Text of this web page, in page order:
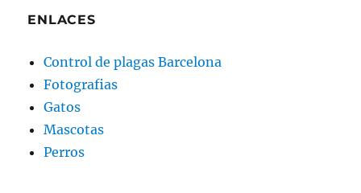
ENLACES
Control de plagas Barcelona
Fotografias
Gatos
Mascotas
Perros